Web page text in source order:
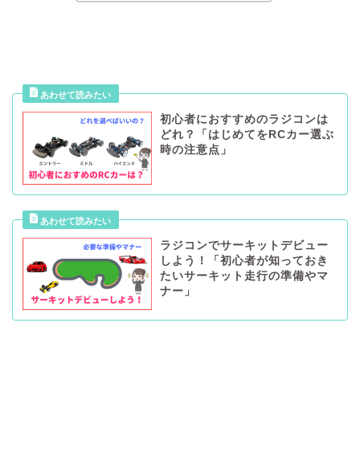
初心者におすすめのラジコンは
どれ？「はじめてをRCカー選ぶ
時の注意点」
ラジコンでサーキットデビュー
しよう！「初心者が知っておき
たいサーキット走行の準備やマ
ナー」